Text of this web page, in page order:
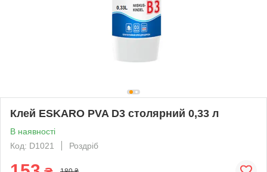
Клей ESKARO PVA D3 столярний 0,33 л
В наявності
Код: D1021
Роздріб